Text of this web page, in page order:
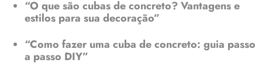
“O que são cubas de concreto? Vantagens e
estilos para sua decoração”
“Como fazer uma cuba de concreto: guia passo
a passo DIY”